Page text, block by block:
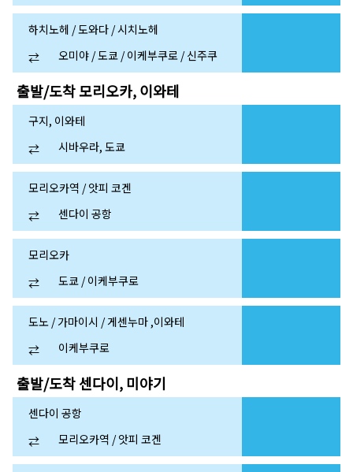
하치노헤 / 도와다 / 시치노헤
⇄
오미야 / 도쿄 / 이케부쿠로 / 신주쿠
출발/도착모리오카, 이와테
구지, 이와테
⇄
시바우라, 도쿄
모리오카역 / 앗피 코겐
⇄
센다이 공항
모리오카
⇄
도쿄 / 이케부쿠로
도노 / 가마이시 / 게센누마 ,이와테
⇄
이케부쿠로
출발/도착센다이, 미야기
센다이 공항
⇄
모리오카역 / 앗피 코겐